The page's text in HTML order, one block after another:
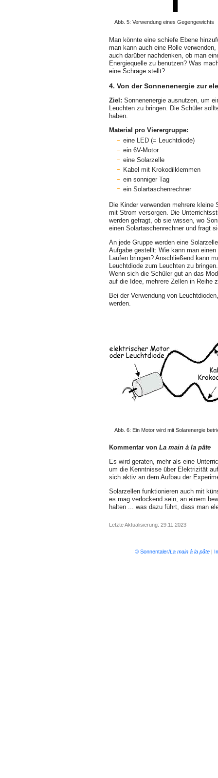
Abb. 5: Verwendung eines Gegengewichts
Man könnte eine schiefe Ebene
man kann auch eine Rolle
auch darüber nachdenken, ob man
Energiequelle zu benutzen? Was
eine Schräge stellt?
4. Von der Sonnenenergie zur
Ziel: Sonnenenergie ausnutzen, um
Leuchten zu bringen. Die Schüler
haben.
Material pro Vierergruppe:
eine LED (= Leuchtdiode)
ein 6V-Motor
eine Solarzelle
Kabel mit Krokodilklemmen
ein sonniger Tag
ein Solartaschenrechner
Die Kinder verwenden mehrere
mit Strom versorgen. Die
werden gefragt, ob sie wissen, wo
einen Solartaschenrechner und fragt
An jede Gruppe werden eine
Aufgabe gestellt: Wie kann man
Laufen bringen? Anschließend kann
Leuchtdiode zum Leuchten zu
Wenn sich die Schüler gut an das
auf die Idee, meh­rere Zellen in Reihe
Bei der Verwendung von
werden.
Abb. 6: Ein Motor wird mit Solarenergie
Kommentar von La main à la pâte
Es wird geraten, mehr als eine
um die Kenntnisse über Elektrizität
sich aktiv an dem Aufbau der
Solarzellen funktionieren auch mit
es mag verlockend sein, an einem
halten ... was dazu führt, dass man
Letzte Aktualisierung: 29.11.2023
© Sonnentaler/La main à la pâte|